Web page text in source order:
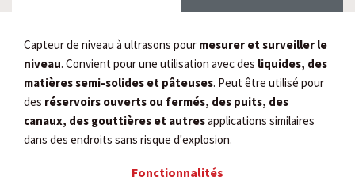
Capteur de niveau à ultrasons pour mesurer et surveiller le
niveau. Convient pour une utilisation avec des liquides, des
matières semi-solides et pâteuses. Peut être utilisé pour
des réservoirs ouverts ou fermés, des puits, des
canaux, des gouttières et autresapplications similaires
dans des endroits sans risque d'explosion.
Fonctionnalités